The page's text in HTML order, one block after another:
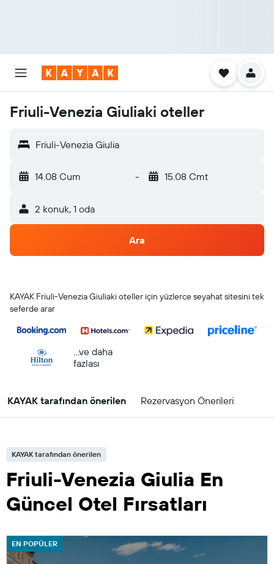
Friuli-Venezia Giuliaki oteller
Friuli-Venezia Giulia
14.08 Cum - 15.08 Cmt
2 konuk, 1 oda
Ara
KAYAK Friuli-Venezia Giuliaki oteller için yüzlerce seyahat sitesini tek
seferde arar
...ve daha
fazlası
KAYAK tarafından önerilen Rezervasyon Önerileri
KAYAK tarafından önerilen
Friuli-Venezia Giulia En
Güncel Otel Fırsatları
EN POPÜLER